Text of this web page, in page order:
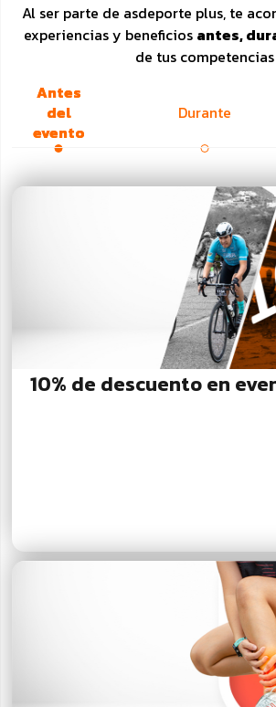
Al ser parte de asdeporte plus, te
experiencias y beneficios antes,
de tus competencias
Antes
del
evento
Durante
10% de descuento en